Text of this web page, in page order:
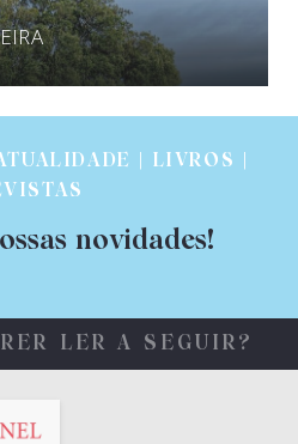
| LIVROS |
novidades!
LER A SEGUIR?